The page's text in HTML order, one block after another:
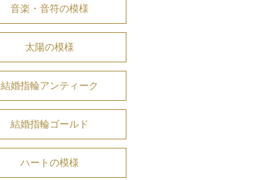
音楽・音符の模様
太陽の模様
結婚指輪アンティーク
結婚指輪ゴールド
ハートの模様